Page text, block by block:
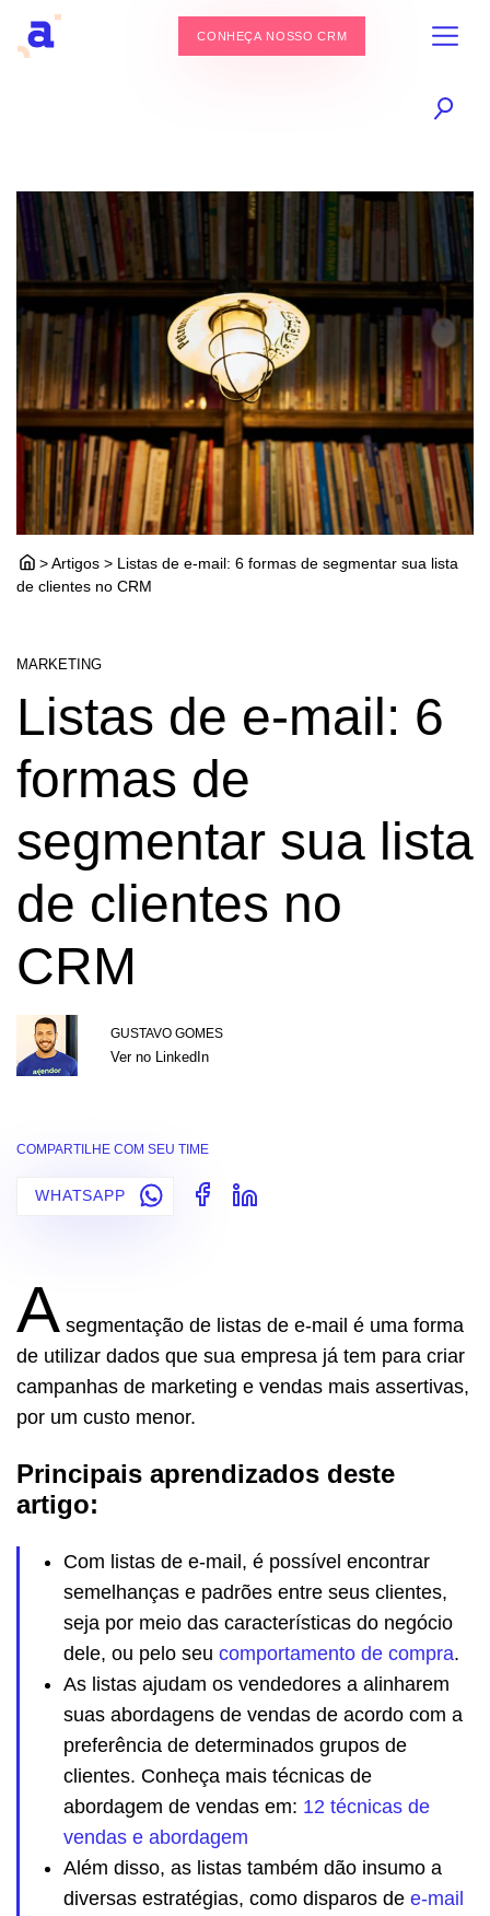
CONHEÇA NOSSO CRM
> Artigos > Listas de e-mail: 6 formas de segmentar sua lista
de clientes no CRM
MARKETING
Listas de e-mail: 6
formas de
segmentar sua lista
de clientes no
CRM
GUSTAVO GOMES
Ver no LinkedIn
COMPARTILHE COM SEU TIME
WHATSAPP
A segmentação de listas de e-mail é uma forma
de utilizar dados que sua empresa já tem para criar
campanhas de marketing e vendas mais assertivas,
por um custo menor.
Principais aprendizados deste
artigo:
Com listas de e-mail, é possível encontrar
semelhanças e padrões entre seus clientes,
seja por meio das características do negócio
dele, ou pelo seu comportamento de compra.
As listas ajudam os vendedores a alinharem
suas abordagens de vendas de acordo com a
preferência de determinados grupos de
clientes. Conheça mais técnicas de
abordagem de vendas em: 12 técnicas de
vendas e abordagem
Além disso, as listas também dão insumo a
diversas estratégias, como disparos de e-mail